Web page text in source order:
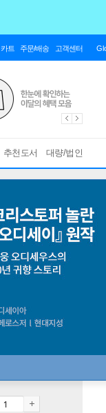
카트 주문/배송 고객센터
추천도서 대량/법인